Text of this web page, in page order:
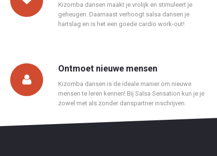
Kizomba dansen maakt je vrolijk en stimuleert je
geheugen. Daarnaast verhoogt salsa dansen je
hartslag en is het een goede cardio work-out!
Ontmoet nieuwe mensen
Kizomba dansen is de ideale manier om nieuwe
mensen te leren kennen! Bij Salsa Sensation kun je je
zowel met als zonder danspartner inschrijven.